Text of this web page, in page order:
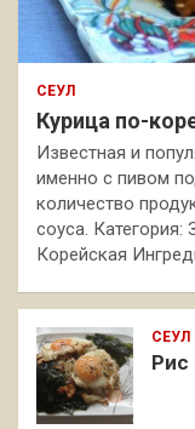
СЕУЛ
Курица по-
Известная и
именно с пивом
количество
соуса. Категория:
Корейская
СЕУЛ
Рис